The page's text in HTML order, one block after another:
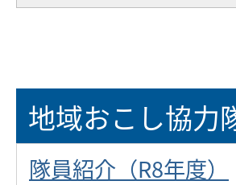
地域おこし協力
隊員紹介（R8年度）